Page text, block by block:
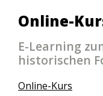
Online-
E-Learning
historischen
Online-Kurs